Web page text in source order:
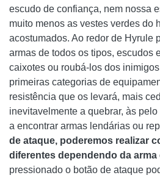
escudo de confiança, nem nossa
muito menos as vestes verdes do
acostumados. Ao redor de Hyrule
armas de todos os tipos, escudos
caixotes ou roubá-los dos
primeiras categorias de
resistência que os levará, mais
inevitavelmente a quebrar, às
a encontrar armas lendárias ou
de ataque, poderemos realizar
diferentes dependendo da arma
pressionado o botão de ataque